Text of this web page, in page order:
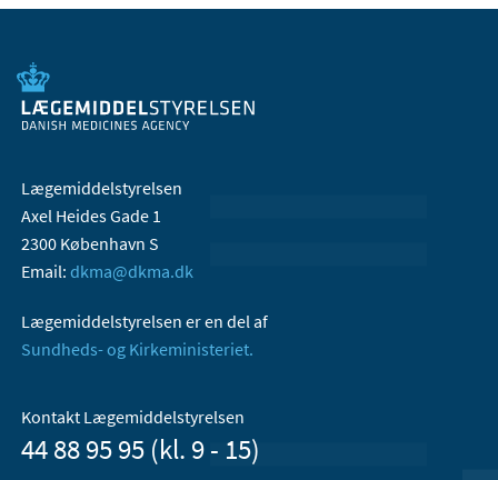
Lægemiddelstyrelsen
Axel Heides Gade 1
2300 København S
Email: dkma@dkma.dk
Lægemiddelstyrelsen er en del af
Sundheds- og Kirkeministeriet.
Kontakt Lægemiddelstyrelsen
44 88 95 95 (kl. 9 - 15)